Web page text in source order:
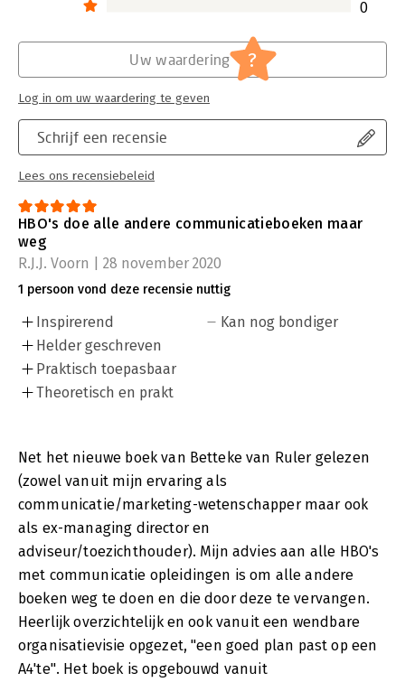
0
Schrijf een recensie
Lees ons recensiebeleid
Uw waardering ?
Log in om uw waardering te geven
HBO's doe alle andere communicatieboeken maar
weg
R.J.J. Voorn | 28 november 2020
1 persoon vond deze recensie nuttig
Inspirerend
Helder geschreven
Praktisch toepasbaar
Theoretisch en prakt
Kan nog bondiger
Net het nieuwe boek van Betteke van Ruler gelezen
(zowel vanuit mijn ervaring als
communicatie/marketing-wetenschapper maar ook
als ex-managing director en
adviseur/toezichthouder). Mijn advies aan alle HBO's
met communicatie opleidingen is om alle andere
boeken weg te doen en die door deze te vervangen.
Heerlijk overzichtelijk en ook vanuit een wendbare
organisatievisie opgezet, "een goed plan past op een
A4'te". Het boek is opgebouwd vanuit